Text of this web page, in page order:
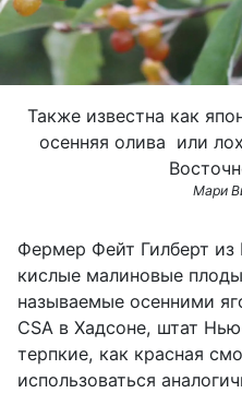
Также известна как
осенняя олива или
Мари
Фермер Фейт Гилберт из
кислые малиновые
называемые осенними
CSA в Хадсоне, штат
терпкие, как красная
использоваться